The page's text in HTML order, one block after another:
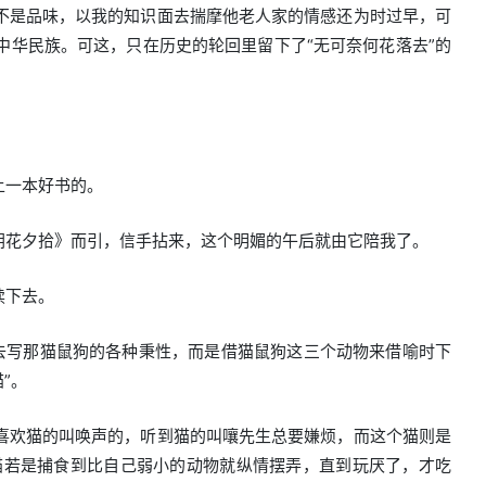
品味，以我的知识面去揣摩他老人家的情感还为时过早，可
民族。可这，只在历史的轮回里留下了“无可奈何花落去”的
本好书的。
夕拾》而引，信手拈来，这个明媚的午后就由它陪我了。
去。
那猫鼠狗的各种秉性，而是借猫鼠狗这三个动物来借喻时下
猫的叫唤声的，听到猫的叫嚷先生总要嫌烦，而这个猫则是
是捕食到比自己弱小的动物就纵情摆弄，直到玩厌了，才吃